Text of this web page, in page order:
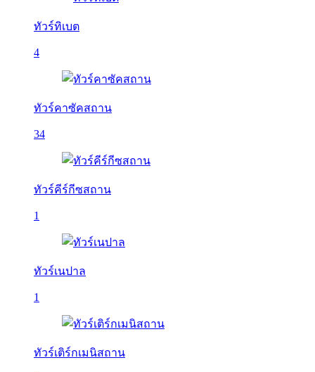
ทัวร์ทิเบต
4
ทัวร์คาซัคสถาน
34
ทัวร์คีร์กีซสถาน
1
ทัวร์เนปาล
1
ทัวร์เติร์กเมนิสถาน